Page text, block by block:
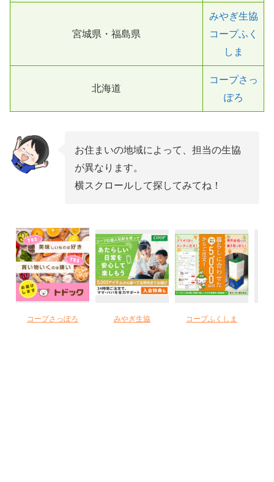
宮城県・福島県
みやぎ生協
コープふく
しま
北海道
コープさっ
ぽろ
お住まいの地域によって、担当の生協
が異なります。
横スクロールして探してみてね！
コープさっぽろ みやぎ生協 コープふくしま